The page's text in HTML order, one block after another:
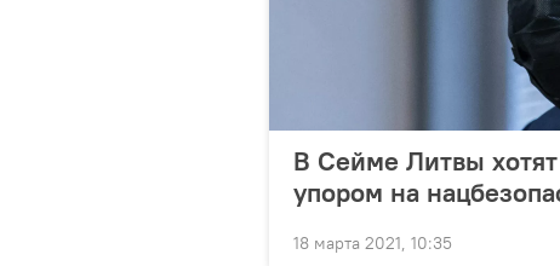
В Сейме Литвы хотят
упором на
18 марта 2021, 10:35